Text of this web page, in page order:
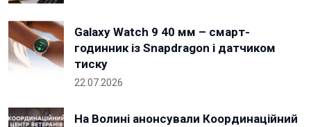
Galaxy Watch 9 40 мм – смарт-
годинник із Snapdragon і датчиком
тиску
22.07.2026
На Волині анонсували Координаційний